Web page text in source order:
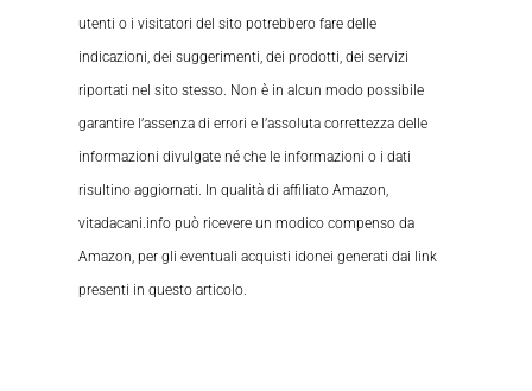
utenti o i visitatori del sito potrebbero fare delle
indicazioni, dei suggerimenti, dei prodotti, dei servizi
riportati nel sito stesso. Non è in alcun modo possibile
garantire l’assenza di errori e l’assoluta correttezza delle
informazioni divulgate né che le informazioni o i dati
risultino aggiornati. In qualità di affiliato Amazon,
vitadacani.info può ricevere un modico compenso da
Amazon, per gli eventuali acquisti idonei generati dai link
presenti in questo articolo.